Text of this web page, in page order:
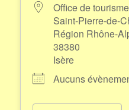
Office de
Saint-Pierre-de-
Région Rhône-
38380
Isère
Aucuns